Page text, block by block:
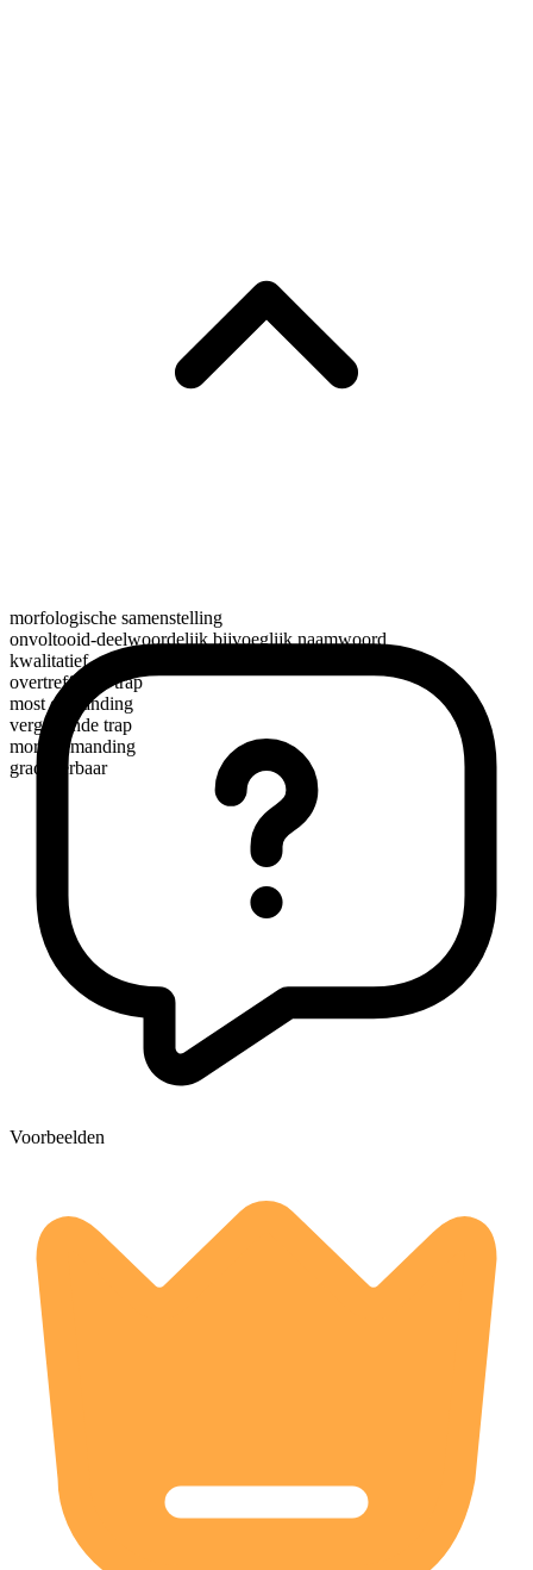
morfologische samenstelling
onvoltooid-deelwoordelijk bijvoeglijk naamwoord
kwalitatief
overtreffende trap
most demanding
vergrotende trap
more demanding
gradueerbaar
Voorbeelden